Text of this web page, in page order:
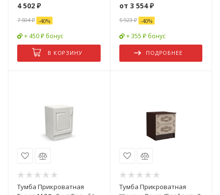
4 502 ₽
7 504₽ -40%
+ 450 ₽ бонус
В КОРЗИНУ
от 3 554 ₽
5 923 ₽ -40%
+ 355 ₽ бонус
ПОДРОБНЕЕ
Тумба Прикроватная
Тумба Прикроватная